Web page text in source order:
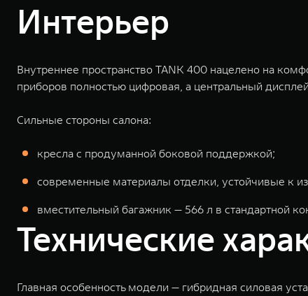
Интерьер
Внутреннее пространство TANK 400 нацелено на
приборов полностью цифровая, а центральный
Сильные стороны салона:
кресла с продуманной боковой поддержкой;
современные материалы отделки, устойчивые к
вместительный багажник — 566 л в стандартной
Технические
Главная особенность модели — гибридная силовая